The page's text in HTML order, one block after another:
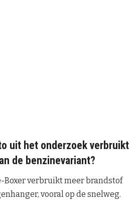
uit het onderzoek verbruikt
de benzinevariant?
Boxer verbruikt meer brandstof
vooral op de snelweg.